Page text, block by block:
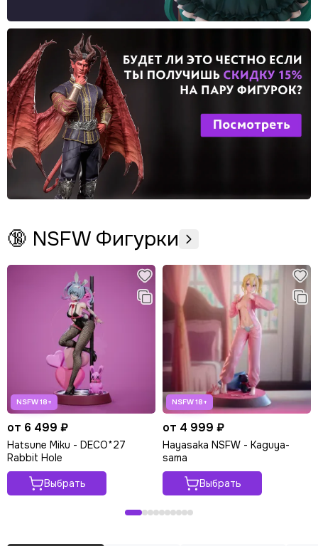
🔞 NSFW Фигурки
от 6 499 ₽
Hatsune Miku - DECO*27
Rabbit Hole
Выбрать
от 4 999 ₽
Hayasaka NSFW - Kaguya-
sama
Выбрать